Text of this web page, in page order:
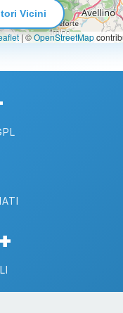
|©OpenStreetMap
Vicini